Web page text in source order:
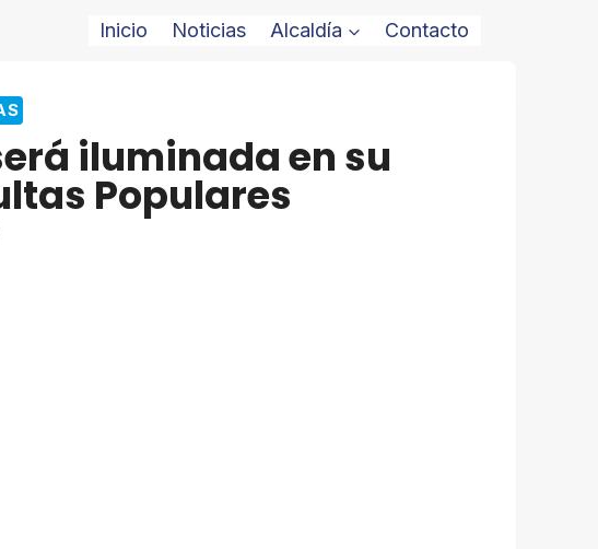
Inicio Noticias Alcaldía Contacto
iluminada en su
Populares